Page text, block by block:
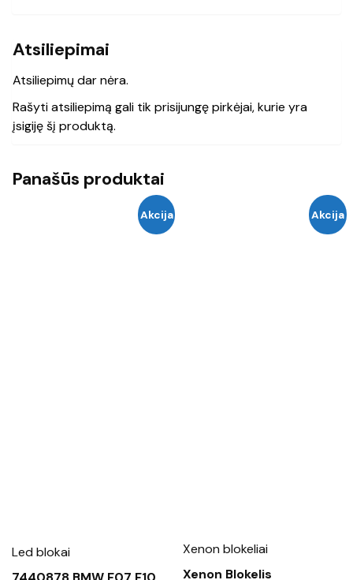
Atsiliepimai
Atsiliepimų dar nėra.
Rašyti atsiliepimą gali tik prisijungę pirkėjai, kurie yra
įsigiję šį produktą.
Panašūs produktai
Akcija
Led blokai
Akcija
Xenon blokeliai
Xenon Blokelis